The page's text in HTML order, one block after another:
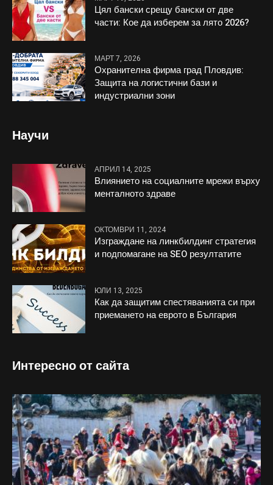
Цял бански срещу бански от две
части: Кое да изберем за лято 2026?
МАРТ 7, 2026
Охранителна фирма град Пловдив:
Защита на логистични бази и
индустриални зони
Научи
АПРИЛ 14, 2025
Влиянието на социалните мрежи върху
менталното здраве
ОКТОМВРИ 11, 2024
Изграждане на линкбилдинг стратегия
и подпомагане на SEO резултатите
ЮЛИ 13, 2025
Как да защитим спестяванията си при
приемането на еврото в България
Интересно от сайта